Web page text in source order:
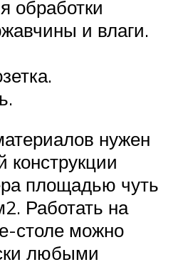
обработки
и влаги.
нужен
конструкции
площадью чуть
Работать на
столе можно
любыми